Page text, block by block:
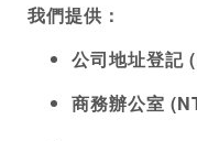
我們提供：
公司地址登記
商務辦公室